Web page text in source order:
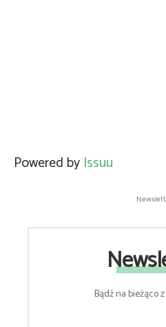
Powered by Issuu
Bądź na bieżąco